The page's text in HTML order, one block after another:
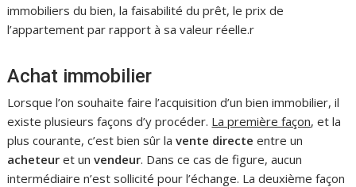
immobiliers du bien, la faisabilité du prêt, le prix de
l’appartement par rapport à sa valeur réelle.r
Achat immobilier
Lorsque l’on souhaite faire l’acquisition d’un bien immobilier, il
existe plusieurs façons d’y procéder. La première façon, et la
plus courante, c’est bien sûr lavente directe entre un
acheteur et unvendeur. Dans ce cas de figure, aucun
intermédiaire n’est sollicité pour l’échange. La deuxième façon